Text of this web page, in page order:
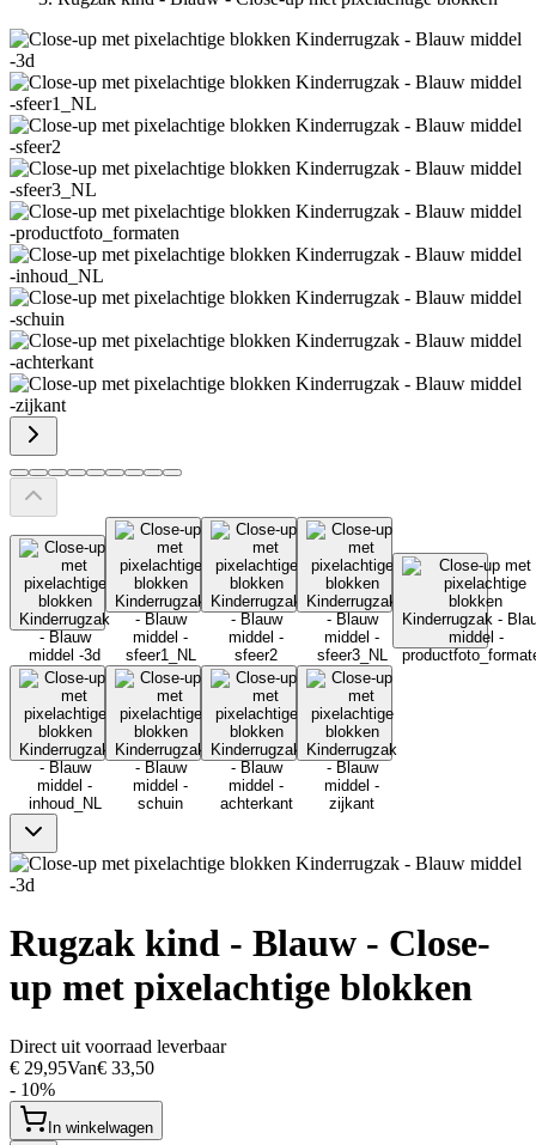
Rugzak kind - Blauw - Close-
up met pixelachtige blokken
Direct uit voorraad leverbaar
€ 29,95Van€ 33,50
- 10%
In winkelwagen